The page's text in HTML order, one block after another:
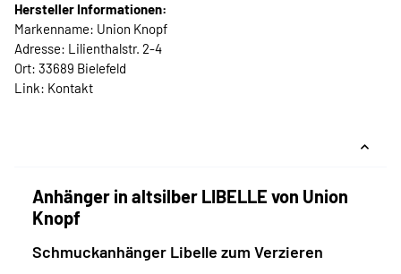
Hersteller Informationen:
Markenname: Union Knopf
Adresse: Lilienthalstr. 2-4
Ort: 33689 Bielefeld
Link: Kontakt
Anhänger in altsilber LIBELLE von Union
Knopf
Schmuckanhänger Libelle zum Verzieren